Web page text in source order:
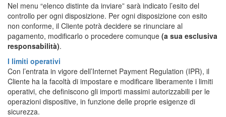
Nel menu “elenco distinte da inviare” sarà indicato l’esito del
controllo per ogni disposizione. Per ogni disposizione con esito
non conforme, il Cliente potrà decidere se rinunciare al
pagamento, modificarlo o procedere comunque (a sua esclusiva
responsabilità).
I limiti operativi
Con l’entrata in vigore dell’Internet Payment Regulation (IPR), il
Cliente ha la facoltà di impostare e modificare liberamente i limiti
operativi, che definiscono gli importi massimi autorizzabili per le
operazioni dispositive, in funzione delle proprie esigenze di
sicurezza.